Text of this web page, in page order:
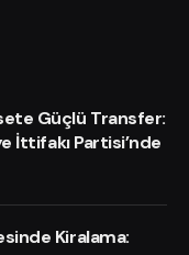
Güçlü Transfer:
İttifakı Partisi’nde
Kiralama: